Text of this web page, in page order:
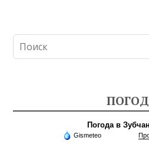
Погода в
Gismeteo